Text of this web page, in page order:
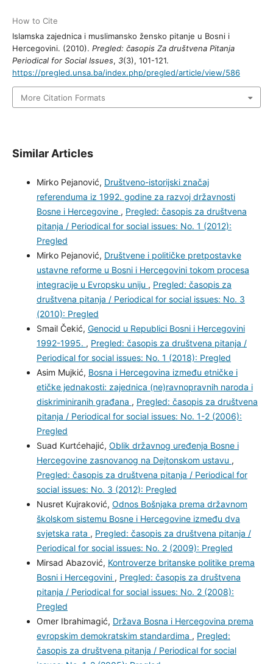
How to Cite
Islamska zajednica i muslimansko žensko pitanje u Bosni i
Hercegovini. (2010).Pregled: časopis Za društvena Pitanja Periodical
for Social Issues,3(3), 101-121.
https://pregled.unsa.ba/index.php/pregled/article/view/586
Similar Articles
Mirko Pejanović,Društveno-istorijski značaj
referenduma iz 1992. godine za razvoj državnosti
Bosne i Hercegovine
pitanja / Periodical for social issues: No. 1 (2012):
Pregled
Mirko Pejanović,Društvene i političke pretpostavke
ustavne reforme u Bosni i Hercegovini tokom procesa
integracije u Evropsku uniju
društvena pitanja / Periodical for social issues: No. 3
(2010): Pregled
Smail Čekić,Genocid u Republici Bosni i Hercegovini
1992-1995., Pregled: časopis za društvena pitanja /
Periodical for social issues: No. 1 (2018): Pregled
Asim Mujkić,Bosna i Hercegovina između etničke i
etičke jednakosti: zajednica (ne)ravnopravnih naroda i
diskriminiranih građana
društvena pitanja / Periodical for social issues: No. 1-2
(2006): Pregled
Suad Kurtćehajić,Oblik državnog uređenja Bosne i
Hercegovine zasnovanog na Dejtonskom ustavu
Pregled: časopis za društvena pitanja / Periodical for
social issues: No. 3 (2012): Pregled
Nusret Kujraković,Odnos Bošnjaka prema državnom
školskom sistemu Bosne i Hercegovine između dva
svjetska rata,Pregled: časopis za društvena pitanja /
Periodical for social issues: No. 2 (2009): Pregled
Mirsad Abazović,Kontroverze britanske politike prema
Bosni i Hercegovini
pitanja / Periodical for social issues: No. 2 (2008):
Pregled
Omer Ibrahimagić,Država Bosna i Hercegovina prema